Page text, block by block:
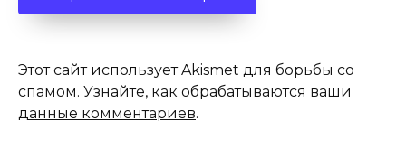
Этот сайт использует Akismet для борьбы со
спамом. Узнайте, как обрабатываются ваши
данные комментариев.